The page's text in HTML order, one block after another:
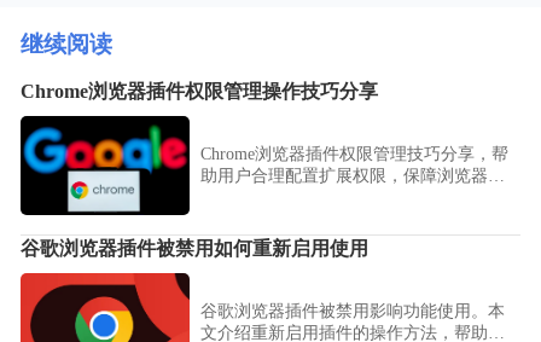
继续阅读
Chrome浏览器插件权限管理操作技巧分享
Chrome浏览器插件权限管理技巧分享，帮
助用户合理配置扩展权限，保障浏览器使
谷歌浏览器插件被禁用如何重新启用使用
谷歌浏览器插件被禁用影响功能使用。本
文介绍重新启用插件的操作方法，帮助用